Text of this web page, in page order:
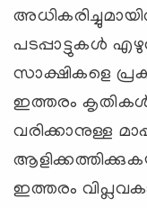
പടപ്പാട്ടുകള്‍
സാക്ഷികളെ
ഇത്തരം കൃതികള്‍
വരിക്കാനുള്ള
ഇത്തരം